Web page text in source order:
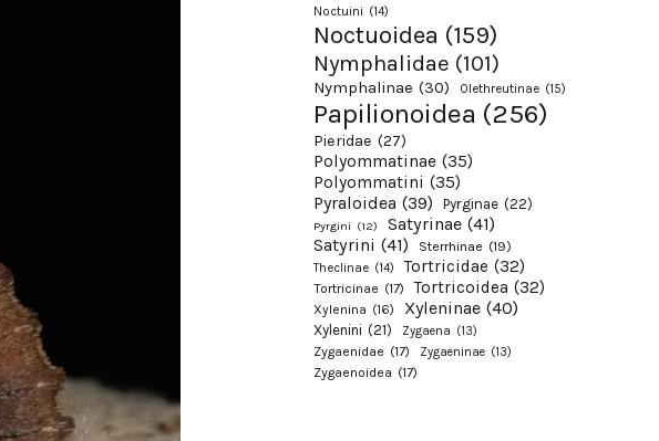
Noctuini (14)
Noctuoidea (159)
Nymphalidae (101)
Nymphalinae (30) Olethreutinae (15)
Papilionoidea (256)
Pieridae (27)
Polyommatinae (35)
Polyommatini (35)
Pyraloidea (39) Pyrginae (22)
Pyrgini (12) Satyrinae (41)
Satyrini (41) Sterrhinae (19)
Theclinae (14) Tortricidae (32)
Tortricinae (17) Tortricoidea (32)
Xylenina (16) Xyleninae (40)
Xylenini (21) Zygaena (13)
Zygaenidae (17) Zygaeninae (13)
Zygaenoidea (17)